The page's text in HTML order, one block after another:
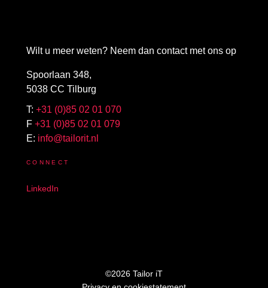
Wilt u meer weten? Neem dan contact met ons op
Spoorlaan 348,
5038 CC Tilburg
T: +31 (0)85 02 01 070
F +31 (0)85 02 01 079
E: info@tailorit.nl
CONNECT
LinkedIn
©2026 Tailor iT